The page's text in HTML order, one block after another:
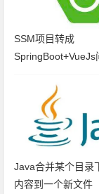
SSM项目转成
SpringBoot+VueJs
Java合并某个目录
内容到一个新文件